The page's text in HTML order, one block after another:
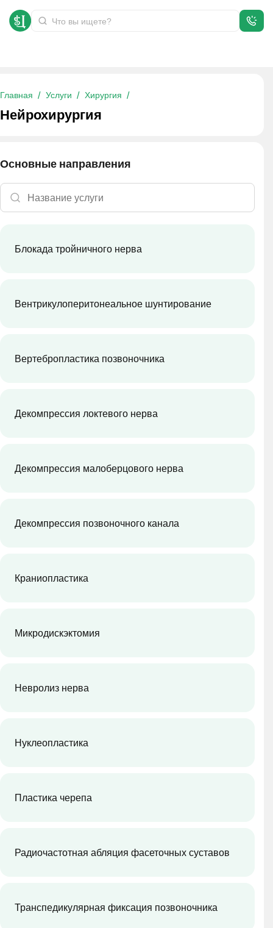
Главная Услуги Хирургия
Нейрохирургия
Нейрохирургия
Основные направления
Блокада тройничного нерва
Вентрикулоперитонеальное шунтирование
Вертебропластика позвоночника
Декомпрессия локтевого нерва
Декомпрессия малоберцового нерва
Декомпрессия позвоночного канала
Краниопластика
Микродискэктомия
Невролиз нерва
Нуклеопластика
Пластика черепа
Радиочастотная абляция фасеточных суставов
Транспедикулярная фиксация позвоночника